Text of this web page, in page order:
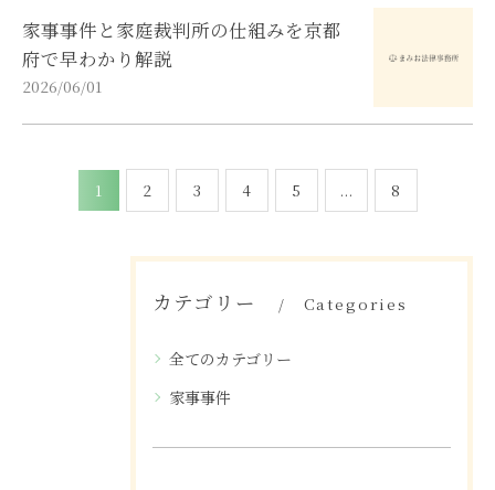
家事事件と家庭裁判所の仕組みを京都
府で早わかり解説
2026/06/01
1 2 3 4 5 ... 8
カテゴリー Categories
全てのカテゴリー
家事事件